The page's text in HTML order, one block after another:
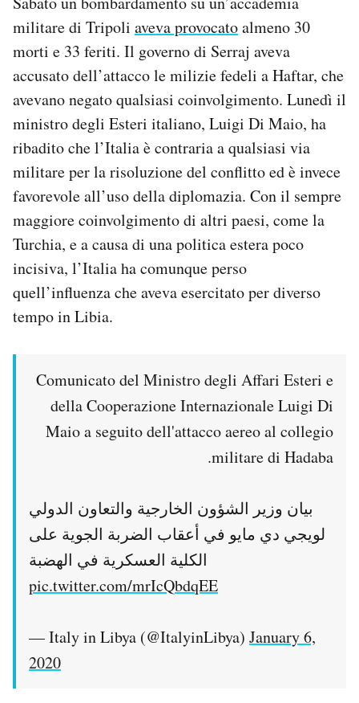
militare di Tripoli aveva provocatoalmeno 30
morti e 33 feriti. Il governo di Serraj aveva
accusato dell’attacco le milizie fedeli a Haftar, che
avevano negato qualsiasi coinvolgimento. Lunedì il
ministro degli Esteri italiano, Luigi Di Maio, ha
ribadito che l’Italia è contraria a qualsiasi via
militare per la risoluzione del conflitto ed è invece
favorevole all’uso della diplomazia. Con il sempre
maggiore coinvolgimento di altri paesi, come la
Turchia, e a causa di una politica estera poco
incisiva, l’Italia ha comunque perso
quell’influenza che aveva esercitato per diverso
tempo in Libia.
Comunicato del Ministro degli Affari Esteri e
della Cooperazione Internazionale Luigi Di
Maio a seguito dell'attacco aereo al collegio
militare di Hadaba.
بيان وزير الشؤون الخارجية والتعاون الدولي
لويجي دي مايو في أعقاب الضربة الجوية على
الكلية العسكرية في الهضبة
pic.twitter.com/mrIcQbdqEE
— Italy in Libya (@ItalyinLibya) January 6,
2020